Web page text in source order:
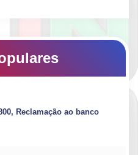
Reclamação ao banco